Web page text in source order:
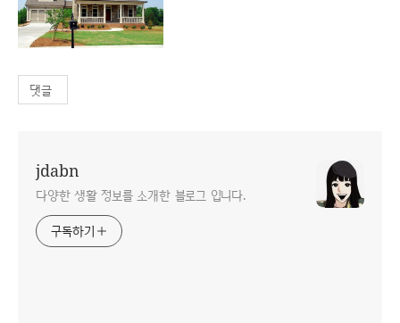
댓글
jdabn
다양한 생활 정보를 소개한 블로그 입니다.
구독하기